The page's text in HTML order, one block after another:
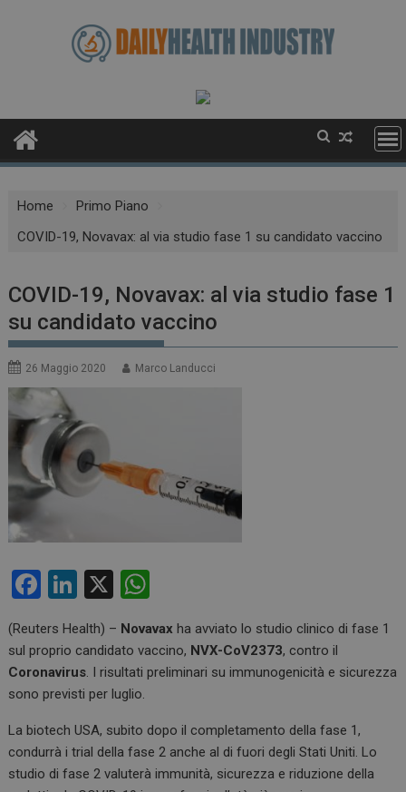
Home
Primo Piano
COVID-19, Novavax: al via studio fase 1 su candidato vaccino
COVID-19, Novavax: al via studio fase 1
su candidato vaccino
26 Maggio 2020 Marco Landucci
F
ce
b
o
o
k
Li
ke
dI
n
X
at
s
p
p
(Reuters Health) – Novavax ha avviato lo studio clinico di fase 1
sul proprio candidato vaccino, NVX-CoV2373, contro il
Coronavirus. I risultati preliminari su immunogenicità e sicurezza
sono previsti per luglio.
La biotech USA, subito dopo il completamento della fase 1,
condurrà i trial della fase 2 anche al di fuori degli Stati Uniti. Lo
studio di fase 2 valuterà immunità, sicurezza e riduzione della